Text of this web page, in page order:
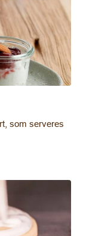
som serveres